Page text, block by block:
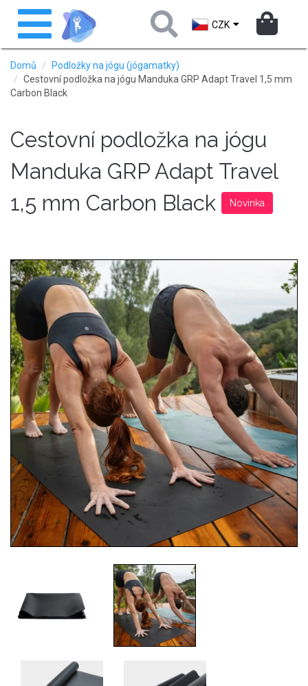
Přejít
hlavnímu
obsahu
Toggle
navigation
CZK
Domů
Podložky na jógu (jógamatky)
Cestovní podložka na jógu Manduka GRP Adapt Travel 1,5 mm
Carbon Black
Cestovní podložka na jógu
Manduka GRP Adapt Travel
1,5 mm Carbon Black
Novinka